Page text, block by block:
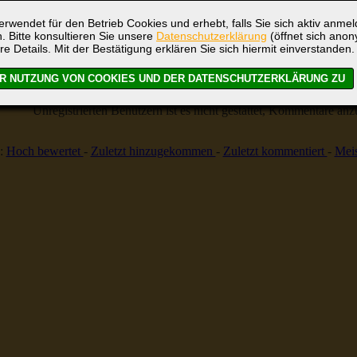
für den Betrieb Cookies und erhebt, falls Sie sich aktiv
Bitte konsultieren Sie unsere Datenschutzerklärung (öffnet sich
Details. Mit der Bestätigung erklären Sie sich hiermit einverstanden.
Globus
Bild-Bewertung
10
Kommentare
Unregistrierten Benutzern ist es nicht gestattet, Kommentare
Hoch bewertet - Zuletzt hinzugekommen - Zuletzt kommentiert -